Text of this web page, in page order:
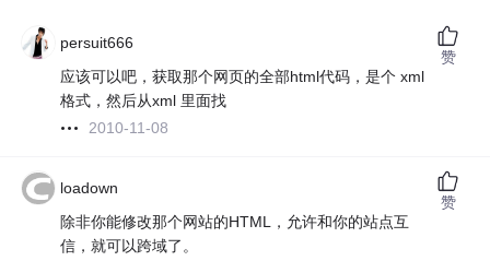
persuit666
应该可以吧，获取那个网页的全部html代码，是个 xml
格式，然后从xml 里面找
2010-11-08
赞
loadown
除非你能修改那个网站的HTML，允许和你的站点互
信，就可以跨域了。
赞